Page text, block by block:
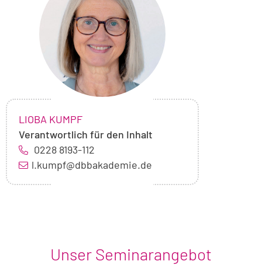
Lioba
Kumpf
NAME:
LIOBA KUMPF,
Verantwortlich für den Inhalt
0228 8193-112
l.kumpf@dbbakademie.de
Unser Seminarangebot